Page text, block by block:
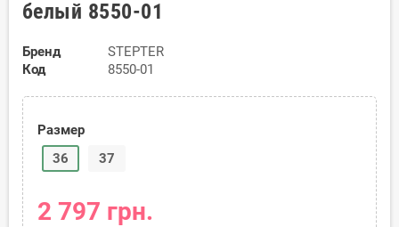
белый 8550-01
Бренд
STEPTER
Код
8550-01
Размер
36
37
2 797 грн.